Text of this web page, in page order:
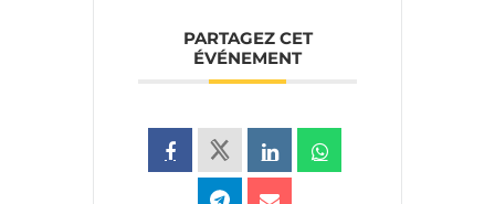
PARTAGEZ CET
ÉVÉNEMENT